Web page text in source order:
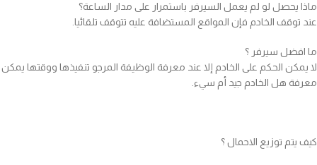
ماذا يحصل لو لم يعمل السيرفر باستمرار على مدار الساعة؟
عند توقف الخادم فإن المواقع المستضافة عليه تتوقف تلقائيا.
ما افضل سيرفر ؟
لا يمكن الحكم على الخادم إلا عند معرفة الوظيفة المرجو تنفيذها ووقتها يمكن
معرفة هل الخادم جيد أم سيء.
كيف يتم توزيع الاحمال ؟